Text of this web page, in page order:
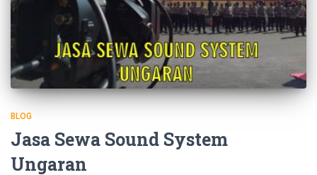
BLOG
Jasa Sewa Sound System
Ungaran